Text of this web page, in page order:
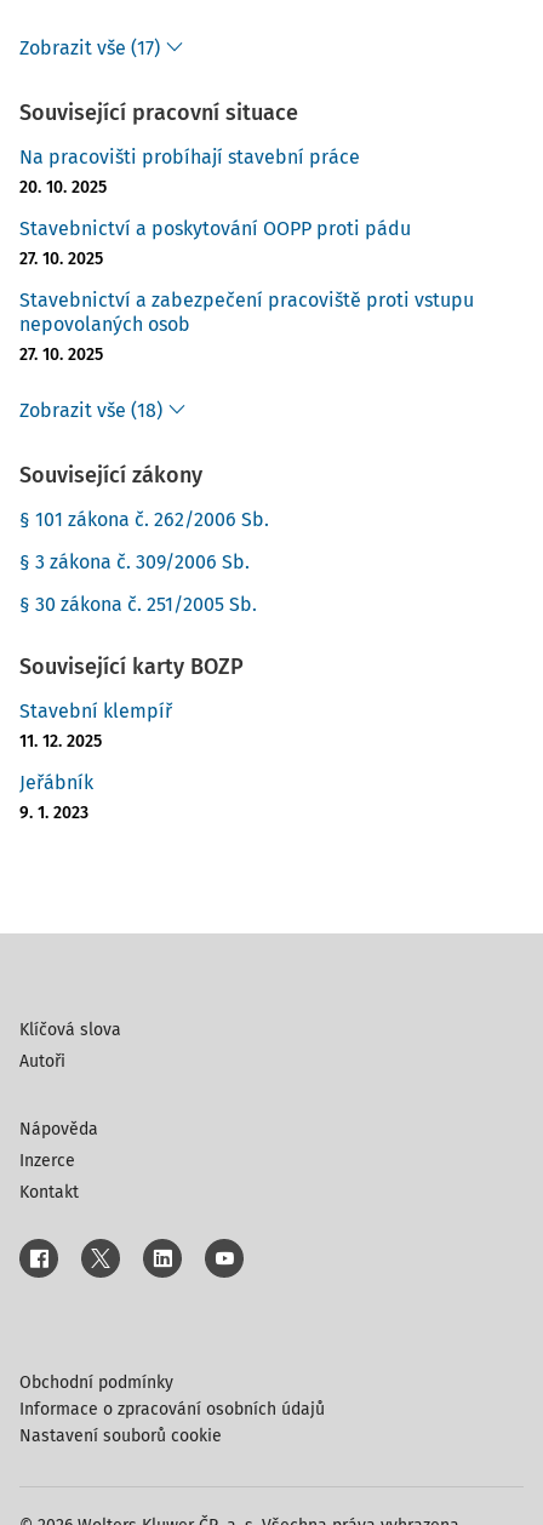
Zobrazit vše (17)
Související pracovní situace
Na pracovišti probíhají stavební práce
20. 10. 2025
Stavebnictví a poskytování OOPP proti pádu
27. 10. 2025
Stavebnictví a zabezpečení pracoviště proti vstupu
nepovolaných osob
27. 10. 2025
Zobrazit vše (18)
Související zákony
§ 101 zákona č. 262/2006 Sb.
§ 3 zákona č. 309/2006 Sb.
§ 30 zákona č. 251/2005 Sb.
Související karty BOZP
Stavební klempíř
11. 12. 2025
Jeřábník
9. 1. 2023
Klíčová slova
Autoři
Nápověda
Inzerce
Kontakt
Obchodní podmínky
Informace o zpracování osobních údajů
Nastavení souborů cookie